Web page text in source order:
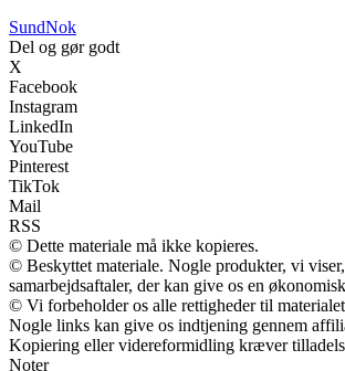
SundNok
Del og gør godt
X
Facebook
Instagram
LinkedIn
YouTube
Pinterest
TikTok
Mail
RSS
© Dette materiale må ikke kopieres.
© Beskyttet materiale. Nogle produkter, vi
samarbejdsaftaler, der kan give os en
© Vi forbeholder os alle rettigheder til
Nogle links kan give os indtjening gennem
Kopiering eller videreformidling kræver
Noter